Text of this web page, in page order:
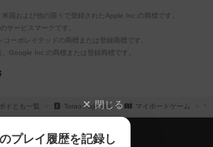
国および他の国々で登録されたApple Inc.の商標です。
サービスマークです。
ーポレイテッドの商標または登録商標です。
Google Inc.の商標または登録商標です。
ボドとも一覧 Torao Fujimoto マイボードゲーム
閉じる
プレイ履歴を記録し